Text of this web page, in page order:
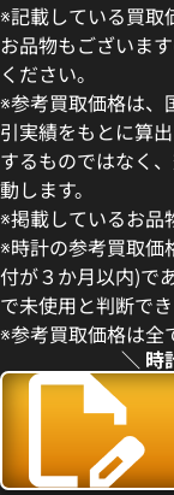
リップ カラトラ
格
27日時点の参考
※記載している買取
お品物もございま
ください。
※参考買取価格は、
引実績をもとに算
するものではなく
動します。
※掲載しているお品
※時計の参考買取価
付が３か月以内)で
で未使用と判断で
※参考買取価格は全
＼ 時